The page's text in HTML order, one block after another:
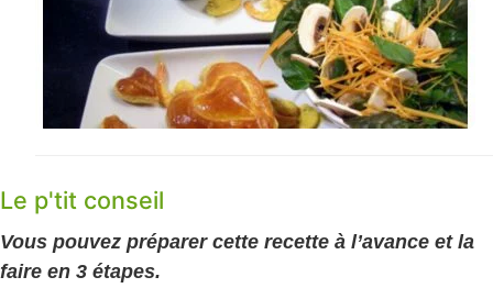
Le p'tit conseil
Vous pouvez préparer cette recette à l’avance et la
faire en 3 étapes.